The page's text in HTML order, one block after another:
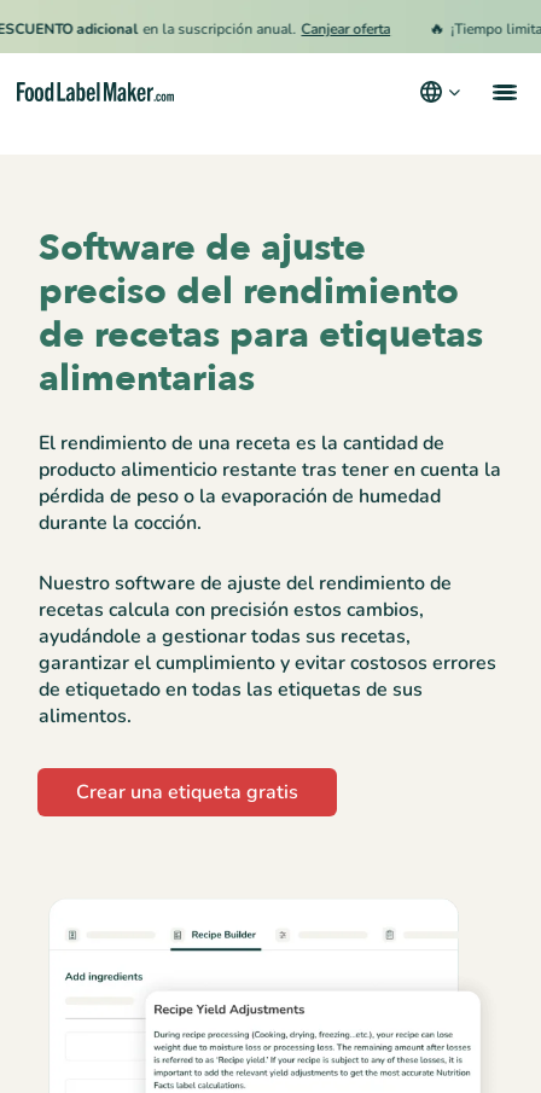
adicional en la suscripción anual. Canjear oferta ¡Tiempo limitado!
Software de ajuste
preciso del rendimiento
de recetas para etiquetas
alimentarias
El rendimiento de una receta es la cantidad de
producto alimenticio restante tras tener en cuenta la
pérdida de peso o la evaporación de humedad
durante la cocción.
Nuestro software de ajuste del rendimiento de
recetas calcula con precisión estos cambios,
ayudándole a gestionar todas sus recetas,
garantizar el cumplimiento y evitar costosos errores
de etiquetado en todas las etiquetas de sus
alimentos.
Crear una etiqueta gratis
Precios
Contrata a un Especialista
Recursos
Política de privacidad